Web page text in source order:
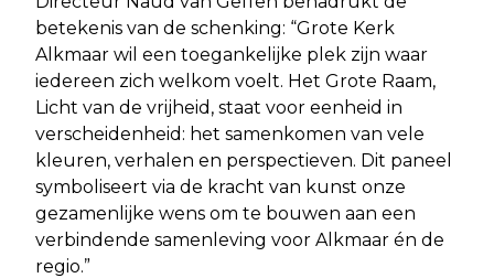
betekenis van de schenking: “Grote Kerk
Alkmaar wil een toegankelijke plek zijn waar
iedereen zich welkom voelt. Het Grote Raam,
Licht van de vrijheid, staat voor eenheid in
verscheidenheid: het samenkomen van vele
kleuren, verhalen en perspectieven. Dit paneel
symboliseert via de kracht van kunst onze
gezamenlijke wens om te bouwen aan een
verbindende samenleving voor Alkmaar én de
regio.”